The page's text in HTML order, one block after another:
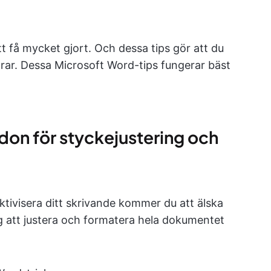
få mycket gjort. Och dessa tips gör att du
Dessa Microsoft Word-tips fungerar bäst
för styckejustering och
ditt skrivande kommer du att älska
att justera och formatera hela dokumentet